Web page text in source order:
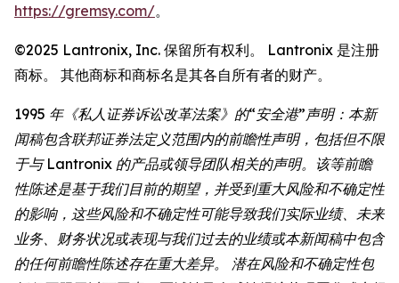
https://gremsy.com/。
©2025 Lantronix, Inc. 保留所有权利。 Lantronix 是注册
商标。 其他商标和商标名是其各自所有者的财产。
1995 年《私人证券诉讼改革法案》的“安全港”声明：本新
闻稿包含联邦证券法定义范围内的前瞻性声明，包括但不限
于与 Lantronix 的产品或领导团队相关的声明。该等前瞻
性陈述是基于我们目前的期望，并受到重大风险和不确定性
的影响，这些风险和不确定性可能导致我们实际业绩、未来
业务、财务状况或表现与我们过去的业绩或本新闻稿中包含
的任何前瞻性陈述存在重大差异。 潜在风险和不确定性包